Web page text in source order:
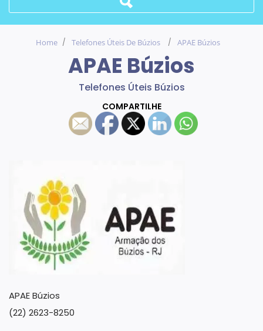
Home Telefones Úteis De Búzios APAE Búzios
APAE Búzios
Telefones Úteis Búzios
COMPARTILHE
APAE Búzios
(22) 2623-8250